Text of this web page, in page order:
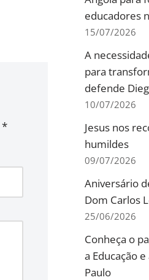
*
educadores
15/07/2026
A
para
defende
10/07/2026
Jesus nos
humildes
09/07/2026
Aniversário
Dom Carlos
25/06/2026
Conheça o
a Educação
Paulo